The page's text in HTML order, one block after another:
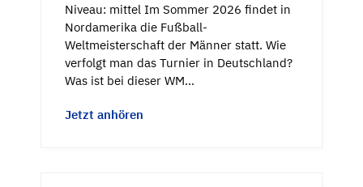
Niveau: mittel Im Sommer 2026 findet in
Nordamerika die Fußball-
Weltmeisterschaft der Männer statt. Wie
verfolgt man das Turnier in Deutschland?
Was ist bei dieser WM…
Jetzt anhören